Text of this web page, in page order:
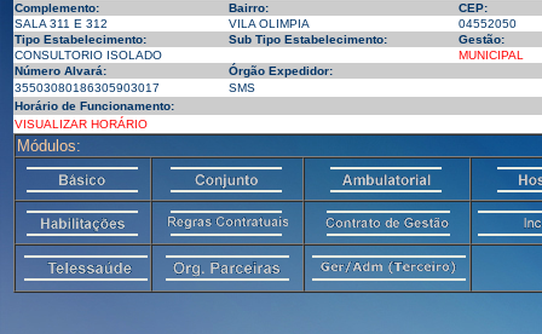
Complemento:
Bairro:
CEP:
SALA 311 E 312
VILA OLIMPIA
04552050
Tipo Estabelecimento:
Sub Tipo Estabelecimento:
Gestão:
CONSULTORIO ISOLADO
MUNICIPAL
Número Alvará:
Órgão Expedidor:
35503080186305903017
SMS
Horário de Funcionamento:
VISUALIZAR HORÁRIO
Módulos: